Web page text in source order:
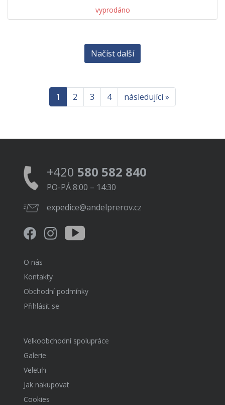
vyprodáno
Načíst další
1 2 3 4 následující »
+420 580 582 840
PO-PÁ 8:00 – 14:30
expedice@andelprerov.cz
O nás
Kontakty
Obchodní podmínky
Přihlásit se
Velkoobchodní spolupráce
Galerie
Veletrh
Jak nakupovat
Cookies